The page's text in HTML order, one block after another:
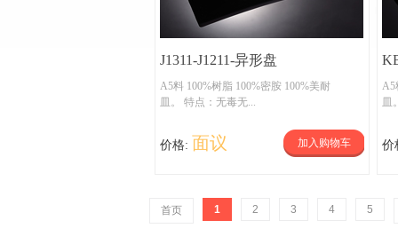
J1311-J1211-异形盘
A5料 100%树脂 100%密胺 100%美耐
皿。 特点：无毒无...
价格: 面议 加入购物车
A5
皿
首页 1 2 3 4 5